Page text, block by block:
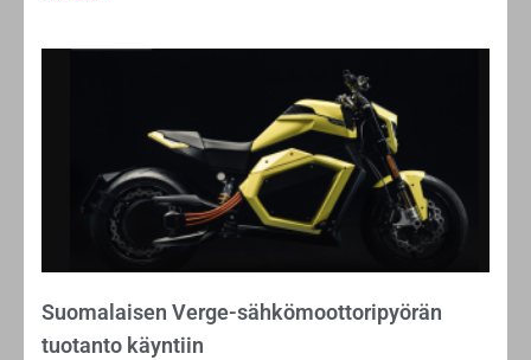
Suomalaisen Verge-sähkömoottoripyörän
tuotanto käyntiin